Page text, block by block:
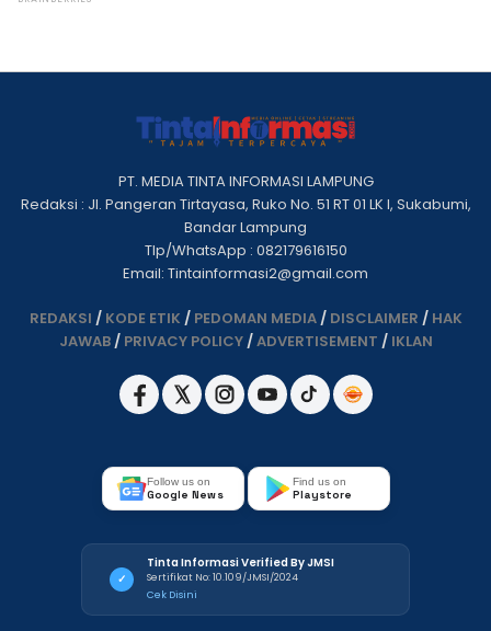
PT. MEDIA TINTA INFORMASI LAMPUNG
Redaksi : Jl. Pangeran Tirtayasa, Ruko No. 51 RT 01 LK I, Sukabumi,
Bandar Lampung
Tlp/WhatsApp : 082179616150
Email: Tintainformasi2@gmail.com
REDAKSI / KODE ETIK / PEDOMAN MEDIA/ DISCLAIMER / HAK
JAWAB/ PRIVACY POLICY/ADVERTISEMENT / IKLAN
Follow us on
Google News
Find us on
Playstore
✓
Tinta Informasi Verified By JMSI
Sertifikat No: 10.109/JMSI/2024
Cek Disini